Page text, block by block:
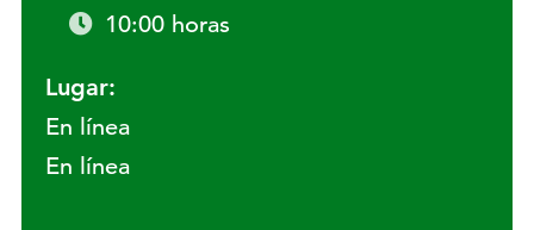
10:00 horas
Lugar:
En línea
En línea